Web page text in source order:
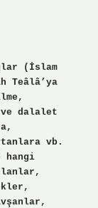
(İslam
Teâlâ’ya
ve dalalet
vb.